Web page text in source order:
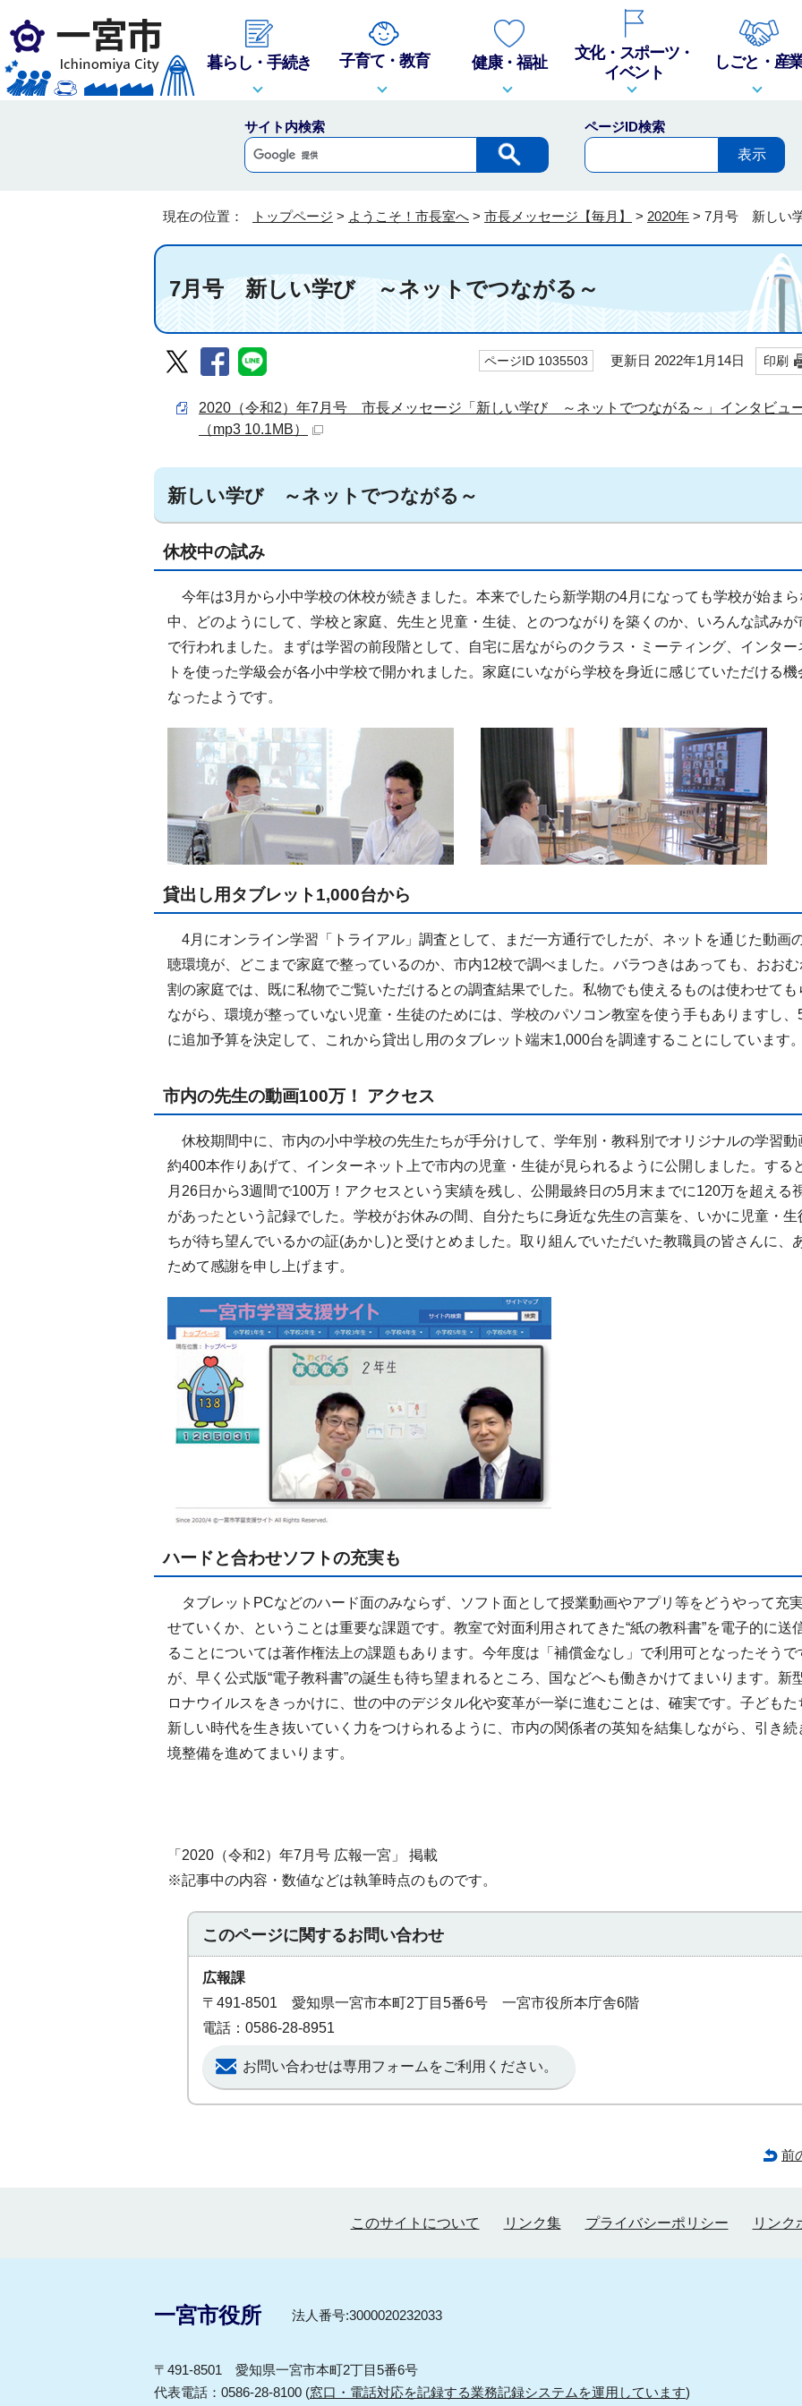
暮らし・手続き 子育て・教育 健康・福祉
文化・スポーツ・
イベント
しごと・産
サイト内検索
ページID検索
現在の位置： トップページ > ようこそ！市長室へ > 市長メッセージ【毎月】 > 2020年 > 7月号 新しい
7月号 新しい学び ～ネットでつながる～
ページID 1035503 更新日 2022年1月14日 印刷
2020（令和2）年7月号 市長メッセージ「新しい学び ～ネットでつながる～」インタビュ
（mp3 10.1MB）
新しい学び ～ネットでつながる～
休校中の試み
今年は3月から小中学校の休校が続きました。本来でしたら新学期の4月になっても学校が始まら
中、どのようにして、学校と家庭、先生と児童・生徒、とのつながりを築くのか、いろんな試みが
で行われました。まずは学習の前段階として、自宅に居ながらのクラス・ミーティング、インター
トを使った学級会が各小中学校で開かれました。家庭にいながら学校を身近に感じていただける機
なったようです。
貸出し用タブレット1,000台から
4月にオンライン学習「トライアル」調査として、まだ一方通行でしたが、ネットを通じた動画
聴環境が、どこまで家庭で整っているのか、市内12校で調べました。バラつきはあっても、おお
割の家庭では、既に私物でご覧いただけるとの調査結果でした。私物でも使えるものは使わせても
ながら、環境が整っていない児童・生徒のためには、学校のパソコン教室を使う手もありますし、
に追加予算を決定して、これから貸出し用のタブレット端末1,000台を調達することにしています。
市内の先生の動画100万！ アクセス
休校期間中に、市内の小中学校の先生たちが手分けして、学年別・教科別でオリジナルの学習動
約400本作りあげて、インターネット上で市内の児童・生徒が見られるように公開しました。する
月26日から3週間で100万！アクセスという実績を残し、公開最終日の5月末までに120万を超える
があったという記録でした。学校がお休みの間、自分たちに身近な先生の言葉を、いかに児童・生
ちが待ち望んでいるかの証(あかし)と受けとめました。取り組んでいただいた教職員の皆さんに、
ためて感謝を申し上げます。
ハードと合わせソフトの充実も
タブレットPCなどのハード面のみならず、ソフト面として授業動画やアプリ等をどうやって充
せていくか、ということは重要な課題です。教室で対面利用されてきた“紙の教科書”を電子的に送
ることについては著作権法上の課題もあります。今年度は「補償金なし」で利用可となったそうで
が、早く公式版“電子教科書”の誕生も待ち望まれるところ、国などへも働きかけてまいります。新
ロナウイルスをきっかけに、世の中のデジタル化や変革が一挙に進むことは、確実です。子どもた
新しい時代を生き抜いていく力をつけられるように、市内の関係者の英知を結集しながら、引き続
境整備を進めてまいります。
「2020（令和2）年7月号 広報一宮」 掲載
※記事中の内容・数値などは執筆時点のものです。
このページに関するお問い合わせ
広報課
〒491-8501 愛知県一宮市本町2丁目5番6号 一宮市役所本庁舎6階
電話：0586-28-8951
お問い合わせは専用フォームをご利用ください。
前
このサイトについて リンク集 プライバシーポリシー リンク
一宮市役所 法人番号:3000020232033
〒491-8501 愛知県一宮市本町2丁目5番6号
代表電話：0586-28-8100 (窓口・電話対応を記録する業務記録システムを運用しています)